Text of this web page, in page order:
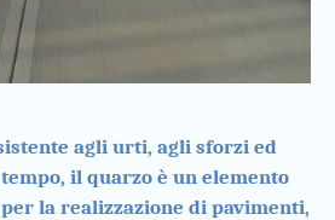
agli urti, agli sforzi ed
il quarzo è un elemento
la realizzazione di pavimenti,